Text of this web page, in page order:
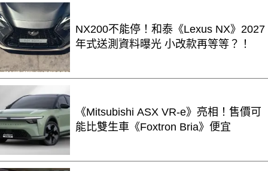
NX200不能停！和泰《Lexus NX》2027
年式送測資料曝光 小改款再等等？！
《Mitsubishi ASX VR-e》亮相！售價可
能比雙生車《Foxtron Bria》便宜